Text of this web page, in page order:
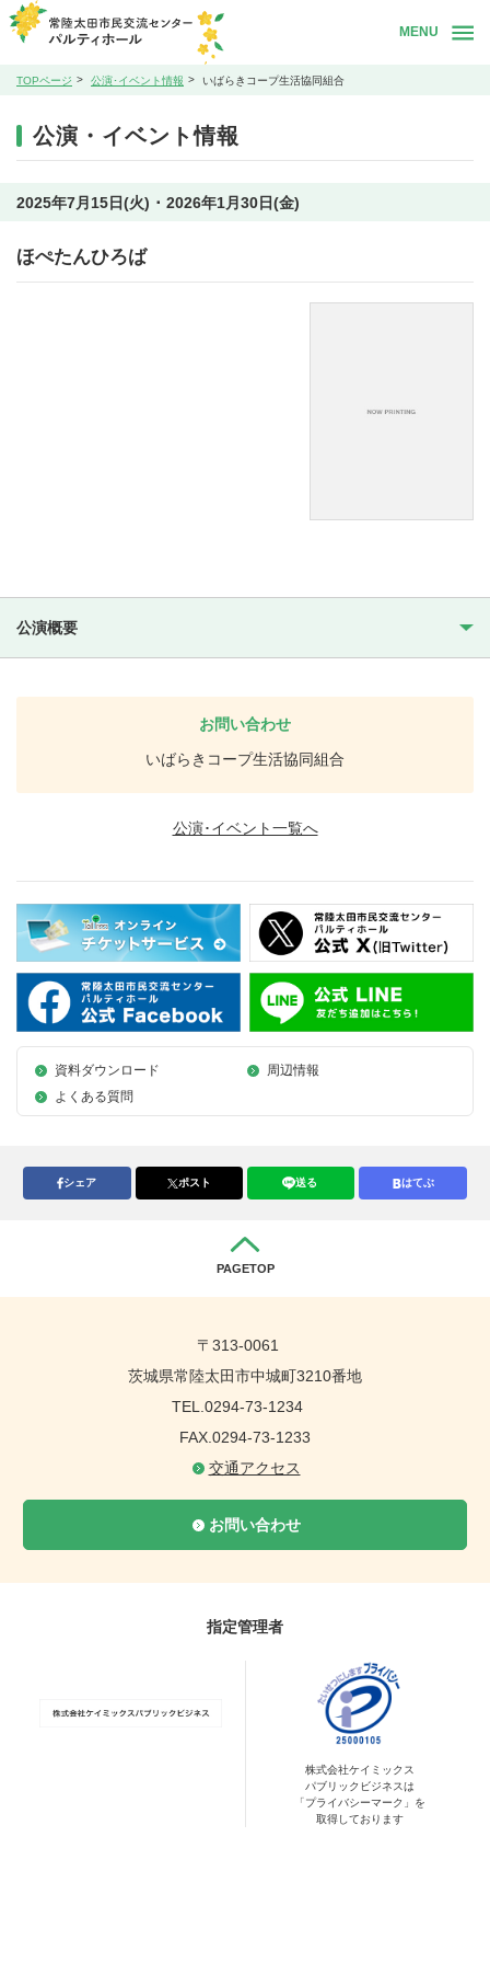
MENU
TOPページ 公演･イベント情報 いばらきコープ生活協同組合
公演・イベント情報
2025年7月15日(火) ･ 2026年1月30日(金)
ほぺたんひろば
公演概要
お問い合わせ
いばらきコープ生活協同組合
公演･イベント一覧へ
資料ダウンロード
周辺情報
よくある質問
シェア ポスト 送る はてぶ
PAGETOP
〒313-0061
茨城県常陸太田市中城町3210番地
TEL.0294-73-1234
FAX.0294-73-1233
交通アクセス
お問い合わせ
指定管理者
株式会社ケイミックス
パブリックビジネスは
「プライバシーマーク」を
取得しております